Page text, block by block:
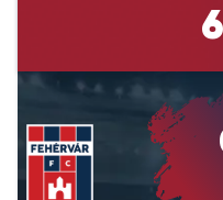
6